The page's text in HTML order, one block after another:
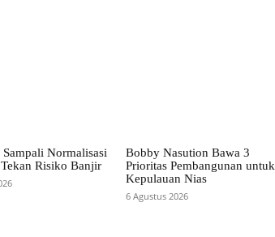
Normalisasi
Risiko Banjir
Bobby Nasution Bawa 3
Prioritas Pembangunan untuk
Kepulauan Nias
6 Agustus 2026